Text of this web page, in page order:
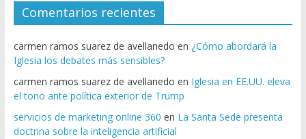
Comentarios recientes
carmen ramos suarez de avellanedo en ¿Cómo abordará la
Iglesia los debates más sensibles?
carmen ramos suarez de avellanedo en Iglesia en EE.UU. eleva
el tono ante política exterior de Trump
servicios de marketing online 360 en La Santa Sede presenta
doctrina sobre la inteligencia artificial